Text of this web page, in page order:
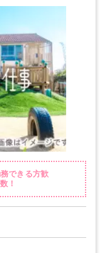
できる方歓
！